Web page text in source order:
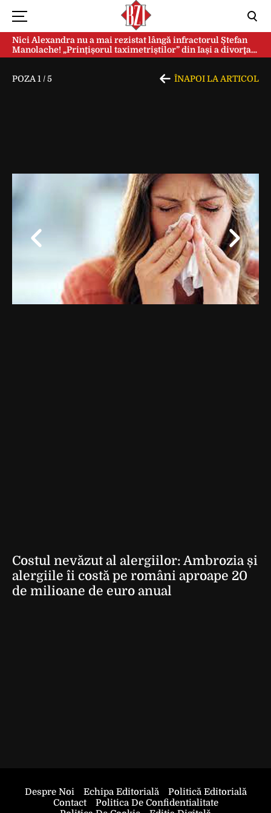
Nici Alexandra nu a mai rezistat lângă infractorul Ștefan
Manolache! „Prințișorul taximetriștilor” din Iași a divorţat
după doi ani de căsnicie
POZA 1 /5 ÎNAPOI LA ARTICOL
Costul nevăzut al alergiilor: Ambrozia și
alergiile îi costă pe români aproape 20
de milioane de euro anual
Despre Noi Echipa Editorială
Politică Editorială
Contact
Politica De Confidentialitate